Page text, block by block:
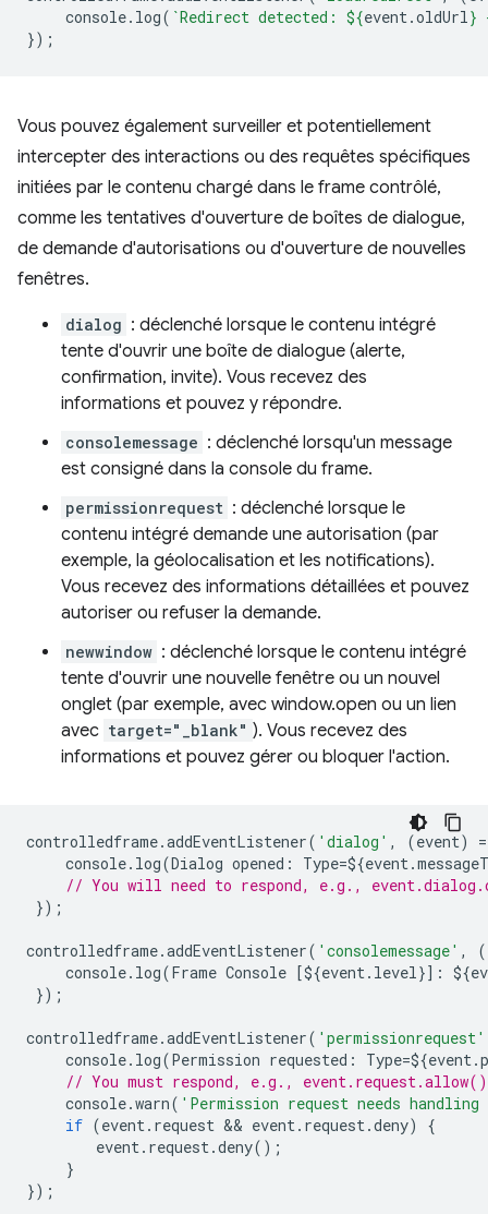
console. log( `Redirect detected: ${event.oldUrl}
});
Vous pouvez également surveiller et potentiellement
intercepter des interactions ou des requêtes spécifiques
initiées par le contenu chargé dans le frame contrôlé,
comme les tentatives d'ouverture de boîtes de dialogue,
de demande d'autorisations ou d'ouverture de nouvelles
fenêtres.
dialog : déclenché lorsque le contenu intégré
tente d'ouvrir une boîte de dialogue (alerte,
confirmation, invite). Vous recevez des
informations et pouvez y répondre.
consolemessage : déclenché lorsqu'un message
est consigné dans la console du frame.
permissionrequest : déclenché lorsque le
contenu intégré demande une autorisation (par
exemple, la géolocalisation et les notifications).
Vous recevez des informations détaillées et pouvez
autoriser ou refuser la demande.
newwindow : déclenché lorsque le contenu intégré
tente d'ouvrir une nouvelle fenêtre ou un nouvel
onglet (par exemple, avec window.open ou un lien
avec target="_blank" ). Vous recevez des
informations et pouvez gérer ou bloquer l'action.
controlledframe.addEventListener( 'dialog' , (event) =
console. log(Dialog opened : Type=${event.
// You will need to respond, e.g.,
});
controlledframe.addEventListener( 'consolemessage' , (
console. log(Frame Console [${event. level}] : ${
});
controlledframe.addEventListener( 'permissionrequest'
console. log(Permission requested : Type=${event.
// You must respond, e.g.,
console.warn( 'Permission request needs
if (event. request && event. request.deny)
{
event. request.deny();
}
});